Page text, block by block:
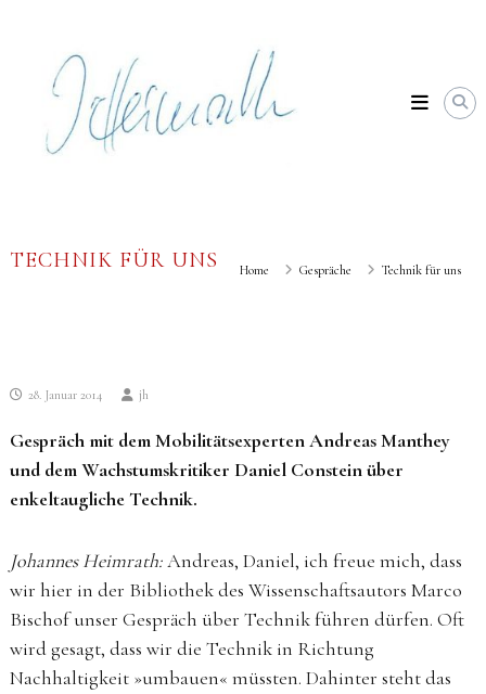
content
Heimrath
TECHNIK FÜR UNS Home Gespräche Technik für uns
28. Januar 2014 jh
Gespräch mit dem Mobilitätsexperten Andreas Manthey
und dem Wachstumskritiker ­Daniel Constein über
enkeltaugliche Technik.
Johannes Heimrath:Andreas, Daniel, ich freue mich, dass
wir hier in der Bibliothek des Wissenschaftsautors Marco
Bischof unser Gespräch über Technik führen dürfen. Oft
wird gesagt, dass wir die Technik in Richtung
Nachhaltigkeit »umbauen« müssten. Dahinter steht das